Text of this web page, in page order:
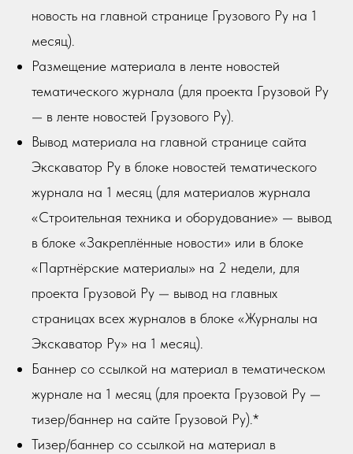
новость на главной странице Грузового Ру на 1
месяц).
Размещение материала в ленте новостей
тематического журнала (для проекта Грузовой Ру
— в ленте новостей Грузового Ру).
Вывод материала на главной странице сайта
Экскаватор Ру в блоке новостей тематического
журнала на 1 месяц (для материалов журнала
«Строительная техника и оборудование» — вывод
в блоке «Закреплённые новости» или в блоке
«Партнёрские материалы» на 2 недели, для
проекта Грузовой Ру — вывод на главных
страницах всех журналов в блоке «Журналы на
Экскаватор Ру» на 1 месяц).
Баннер со ссылкой на материал в тематическом
журнале на 1 месяц (для проекта Грузовой Ру —
тизер/баннер на сайте Грузовой Ру).*
Тизер/баннер со ссылкой на материал в